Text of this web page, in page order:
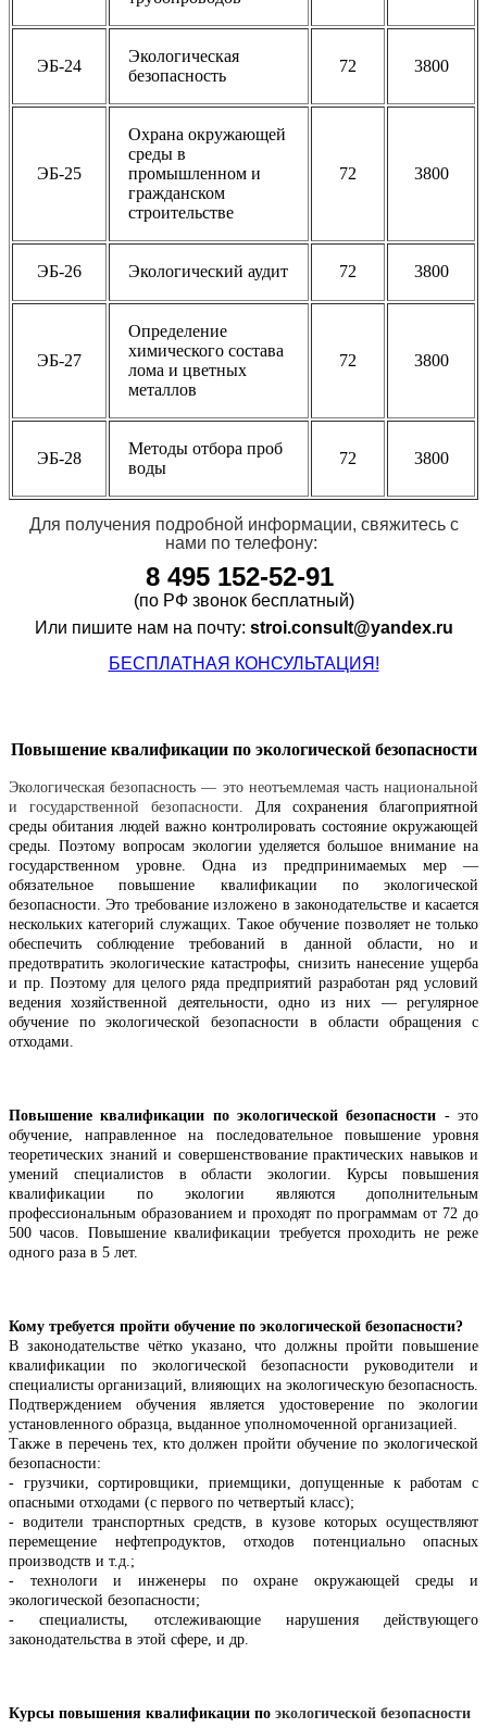
ЭБ-24
Экологическая
безопасность
72 3800
ЭБ-25
Охрана окружающей
среды в
промышленном и
гражданском
строительстве
72 3800
ЭБ-26 Экологический аудит 72 3800
ЭБ-27
Определение
химического состава
лома и цветных
металлов
72 3800
ЭБ-28
Методы отбора проб
воды
72 3800
Для получения подробной информации, свяжитесь с
нами по телефону:
8 495 152-52-91
(по РФ звонок бесплатный)
Или пишите нам на почту: stroi.consult@yandex.ru
БЕСПЛАТНАЯ КОНСУЛЬТАЦИЯ!
Повышение квалификации по экологической безопасности
Экологическая безопасность — это неотъемлемая часть национальной
и государственной безопасности.
Для сохранения благоприятной
среды обитания людей важно контролировать состояние окружающей
среды. Поэтому вопросам экологии уделяется большое внимание на
государственном уровне. Одна из предпринимаемых мер —
обязательное повышение квалификации по экологической
безопасности. Это требование изложено в законодательстве и касается
нескольких категорий служащих. Такое обучение позволяет не только
обеспечить соблюдение требований в данной области, но и
предотвратить экологические катастрофы, снизить нанесение ущерба
и пр. Поэтому для целого ряда предприятий разработан ряд условий
ведения хозяйственной деятельности, одно из них — регулярное
обучение по экологической безопасности в области обращения с
отходами.
Повышение квалификации по экологической безопасности - это
обучение, направленное на последовательное повышение уровня
теоретических знаний и совершенствование практических навыков и
умений специалистов в области экологии.Курсы повышения
квалификации по экологии являются дополнительным
профессиональным образованием и проходят по программам от 72 до
500 часов. Повышение квалификации требуется проходить не реже
одного раза в 5 лет.
Кому требуется пройти обучение по экологической безопасности?
В законодательстве чётко указано, что должны пройти повышение
квалификации по экологической безопасности руководители и
специалисты организаций, влияющих на экологическую безопасность.
Подтверждением обучения является удостоверение по экологии
установленного образца, выданное уполномоченной организацией.
Также в перечень тех, кто должен пройти обучение по экологической
безопасности:
- грузчики, сортировщики, приемщики, допущенные к работам с
опасными отходами (с первого по четвертый класс);
- водители транспортных средств, в кузове которых осуществляют
перемещение нефтепродуктов, отходов потенциально опасных
производств и т.д.;
- технологи и инженеры по охране окружающей среды и
экологической безопасности;
- специалисты, отслеживающие нарушения действующего
законодательства в этой сфере, и др.
Курсы повышения квалификации по экологической безопасности